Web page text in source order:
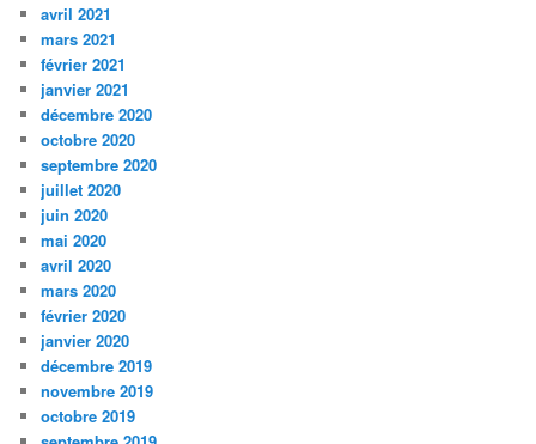
avril 2021
mars 2021
février 2021
janvier 2021
décembre 2020
octobre 2020
septembre 2020
juillet 2020
juin 2020
mai 2020
avril 2020
mars 2020
février 2020
janvier 2020
décembre 2019
novembre 2019
octobre 2019